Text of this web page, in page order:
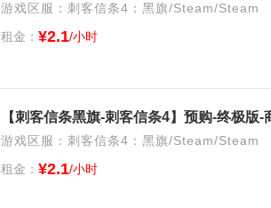
游戏区服：刺客信条4：黑旗/Steam/Steam
租金： ¥2.1/小时
游戏区服：刺客信条4：黑旗/Steam/Steam
租金： ¥2.1/小时